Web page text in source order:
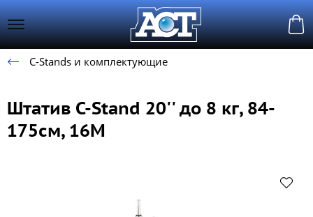
C-Stands и комплектующие
Штатив C-Stand 20'' до 8 кг, 84-
175см, 16M